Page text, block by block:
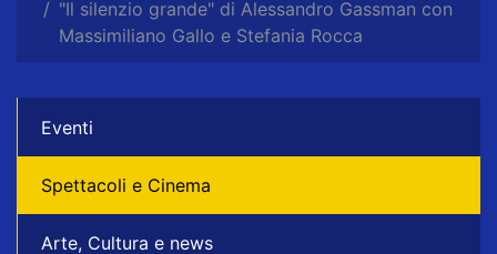
"Il silenzio grande" di Alessandro Gassman con
Massimiliano Gallo e Stefania Rocca
Eventi
Spettacoli e Cinema
Arte, Cultura e news